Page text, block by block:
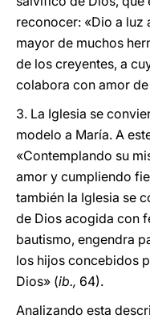
reconocer: «Dio a luz
mayor de muchos
de los creyentes, a
colabora con amor
3. La Iglesia se
modelo a María. A
«Contemplando su
amor y cumpliendo
también la Iglesia se
de Dios acogida con
bautismo, engendra
los hijos concebidos
Dios» (ib., 64).
Analizando esta